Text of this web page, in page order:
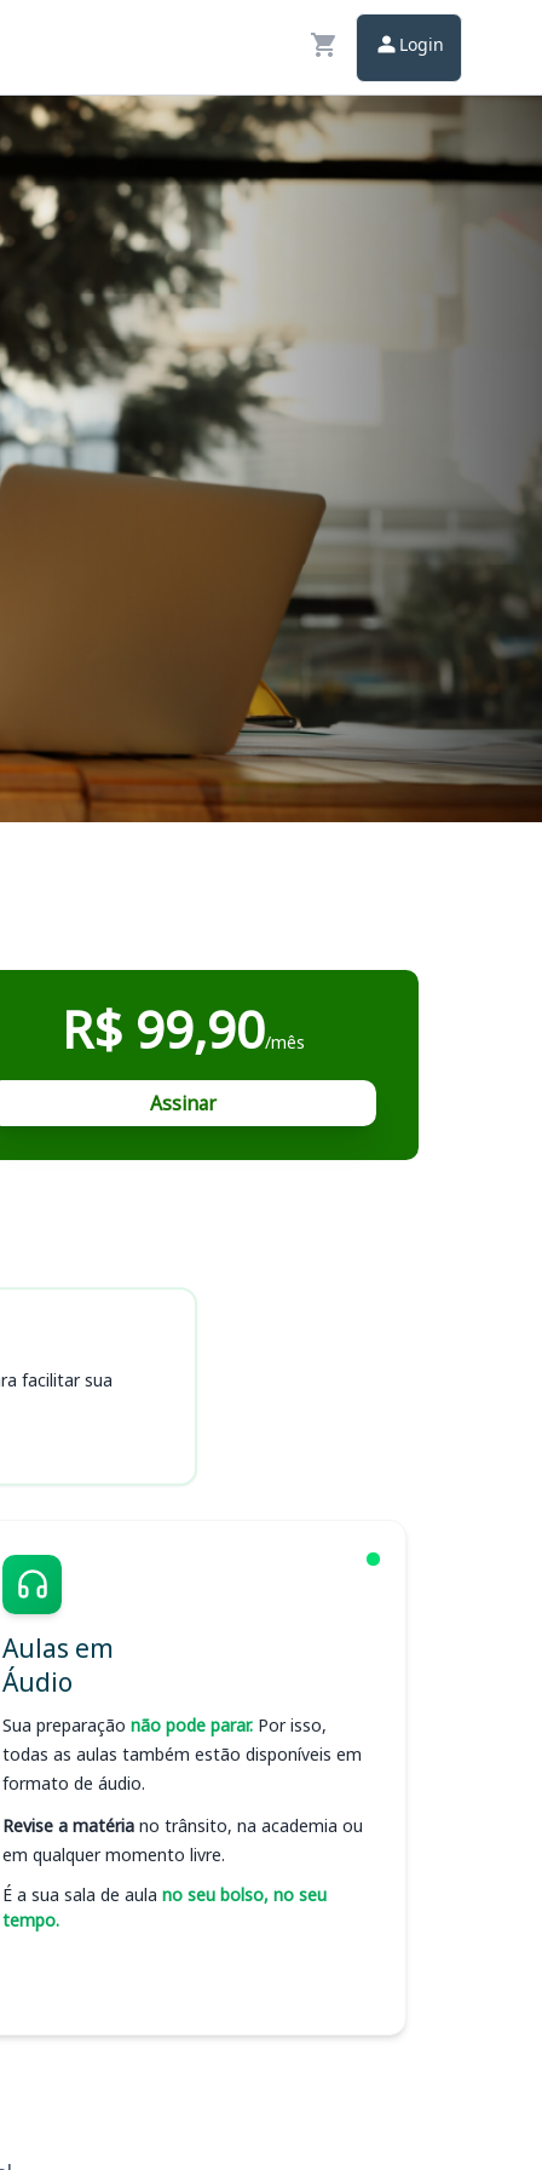
Login
R$ 99,90/mês
Assinar
facilitar sua
Aulas em
Áudio
Sua preparação não pode parar. Por isso,
todas as aulas também estão disponíveis em
formato de áudio.
Revise a matéria no trânsito, na academia ou
em qualquer momento livre.
É a sua sala de aula no seu bolso, no seu
tempo.